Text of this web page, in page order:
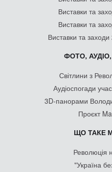
Виставки та
Виставки та
Виставки та
ФОТО, АУДІО,
Світлини з
Аудіоспогади
3D-панорами
Проєкт
ЩО ТАКЕ
Революція
"Україна